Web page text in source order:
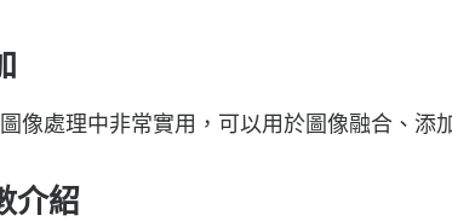
像處理中非常實用，可以用於圖像融合、添
介紹